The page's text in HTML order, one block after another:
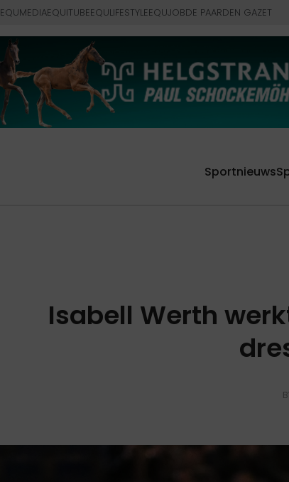
EQUMEDIAEQUITUBEEQULIFESTYLEEQUJOBDE PAARDEN GAZET
Sportnieuws
Isabell Werth